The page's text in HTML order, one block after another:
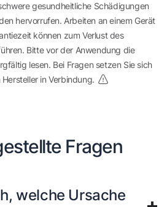
gesundheitliche Schädigungen
hervorrufen. Arbeiten an einem Gerät
können zum Verlust des
Bitte vor der Anwendung die
lesen. Bei Fragen setzen Sie sich
in Verbindung.
Fragen
welche Ursache